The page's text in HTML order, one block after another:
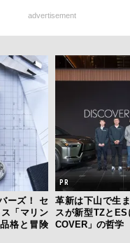
advertisement
ーズ！ セ
「マリン
格と冒険
革新は下山で生
スが新型TZと
COVER」の哲学